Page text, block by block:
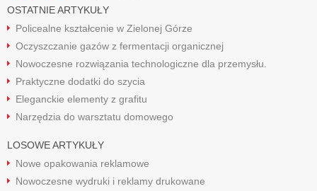
OSTATNIE ARTYKUŁY
Policealne kształcenie w Zielonej Górze
Oczyszczanie gazów z fermentacji organicznej
Nowoczesne rozwiązania technologiczne dla przemysłu.
Praktyczne dodatki do szycia
Eleganckie elementy z grafitu
Narzędzia do warsztatu domowego
LOSOWE ARTYKUŁY
Nowe opakowania reklamowe
Nowoczesne wydruki i reklamy drukowane